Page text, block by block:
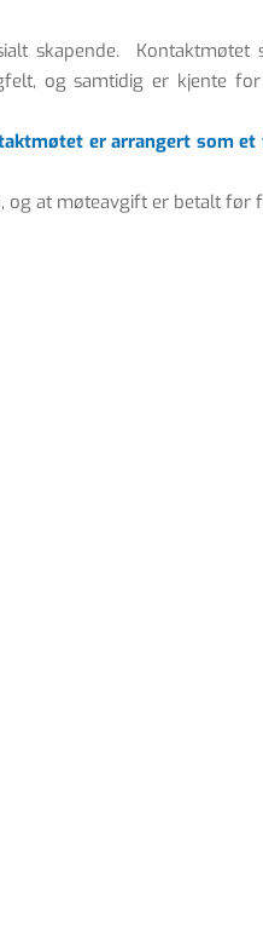
skapende. Kontaktmøtet
og samtidig er kjente
er arrangert som
og at møteavgift er betalt før